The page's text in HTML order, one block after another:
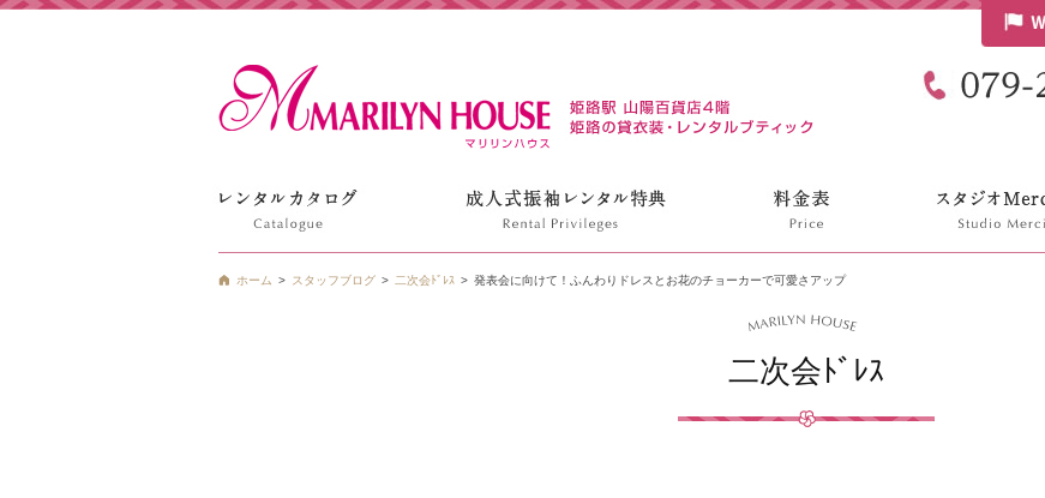
ホーム スタッフブログ 二次会ﾄﾞﾚｽ 発表会に向けて！ふんわりドレスとお花のチョーカーで可愛さアップ
二次会ﾄﾞﾚｽ